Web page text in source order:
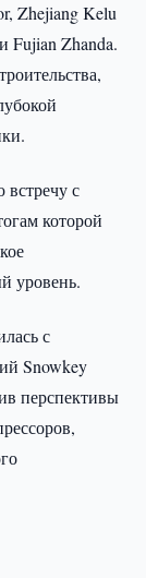
Zhejiang Kelu
Fujian Zhanda.
с
которой
уровень.
с
Snowkey
перспективы